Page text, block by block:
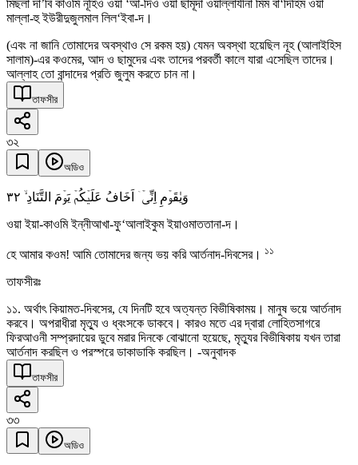
মিছলা দা’বি কাওমি নূহিওঁ ওয়া ‘আ-দিওঁ ওয়া ছামূদা ওয়াল্লাযীনা মিম বা‘দিহিম ওয়া
মাল্লা-হু ইউরীদুজুলমাল লিল‘ইবা-দ।
(এবং না জানি তোমাদের অবস্থাও সে রকম হয়) যেমন অবস্থা হয়েছিল নূহ (আলাইহিস
সালাম)-এর কওমের, আদ ও ছামুদের এবং তাদের পরবর্তী কালে যারা এসেছিল তাদের।
আল্লাহ তো বান্দাদের প্রতি জুলুম করতে চান না।
তাফসীর
৩২
অডিও
وَیٰقَوۡمِ اِنِّیۡۤ اَخَافُ عَلَیۡکُمۡ یَوۡمَ التَّنَادِ ۙ ٣٢
ওয়া ইয়া-কাওমি ইন্নীআখা-ফু‘আলাইকুম ইয়াওমাততানা-দ।
হে আমার কওম! আমি তোমাদের জন্য ভয় করি আর্তনাদ-দিবসের। ১১
তাফসীরঃ
১১. অর্থাৎ কিয়ামত-দিবসের, যে দিনটি হবে অত্যন্ত বিভীষিকাময়। মানুষ ভয়ে আর্তনাদ
করবে। অপরাধীরা মৃত্যু ও ধ্বংসকে ডাকবে। কারও মতে এর দ্বারা লোহিতসাগরে
ফিরআওনী সম্প্রদায়ের ডুবে মরার দিনকে বোঝানো হয়েছে, মৃত্যুর বিভীষিকায় যখন তারা
আর্তনাদ করছিল ও পরস্পরে ডাকাডাকি করছিল। -অনুবাদক
তাফসীর
৩৩
অডিও